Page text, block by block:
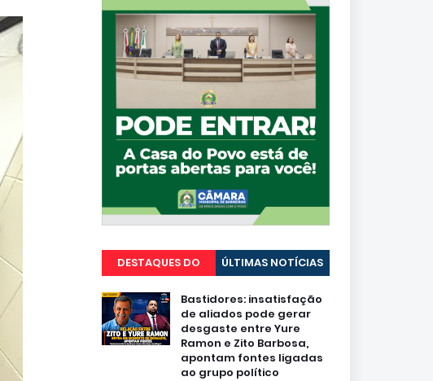
DESTAQUES DO
PORTAL
ÚLTIMAS NOTÍCIAS
Bastidores: insatisfação
de aliados pode gerar
desgaste entre Yure
Ramon e Zito Barbosa,
apontam fontes ligadas
ao grupo político